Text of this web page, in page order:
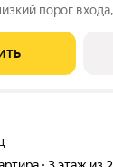
порог
класса Бизнес,
к городу и